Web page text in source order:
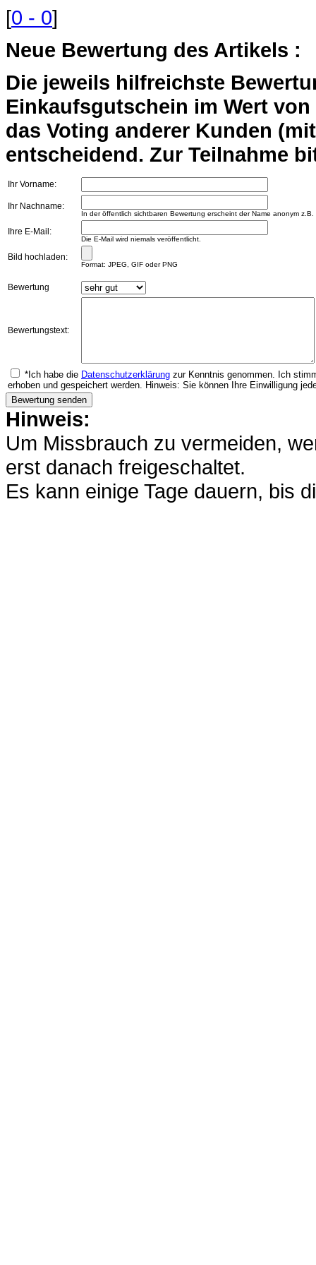
[0 - 0]
Neue Bewertung des Artikels :
Die jeweils hilfreichste
Einkaufsgutschein im Wert
das Voting anderer Kunden
entscheidend. Zur Teilnahme
Ihr Vorname:
Ihr Nachname:
In der öffentlich sichtbaren Bewertung erscheint der Name anonym
Ihre E-Mail:
Die E-Mail wird niemals veröffentlicht.
Bild hochladen:
Format: JPEG, GIF oder PNG
Bewertung
Bewertungstext:
*Ich habe die Datenschutzerklärung zur Kenntnis genommen. Ich
erhoben und gespeichert werden. Hinweis: Sie können Ihre Einwilligung
Hinweis:
Um Missbrauch zu vermeiden,
erst danach freigeschaltet.
Es kann einige Tage dauern, bis